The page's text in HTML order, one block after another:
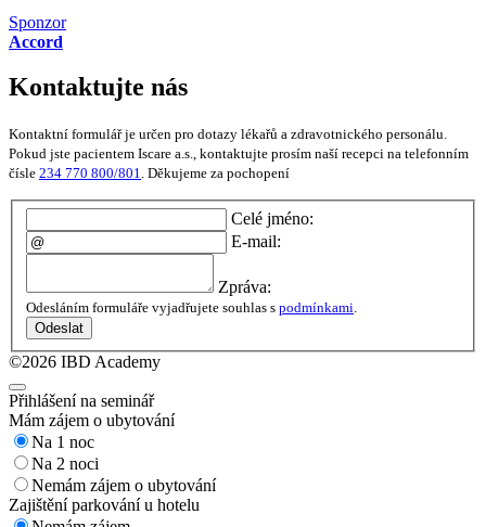
Sponzor
Accord
Kontaktujte nás
Kontaktní formulář je určen pro dotazy lékařů a zdravotnického personálu.
Pokud jste pacientem Iscare a.s., kontaktujte prosím naší recepci na telefonním
čísle 234 770 800/801. Děkujeme za pochopení
Celé jméno:
E-mail:
Zpráva:
Odesláním formuláře vyjadřujete souhlas s podmínkami
Odeslat
©2026 IBD Academy
Přihlášení na seminář
Mám zájem o ubytování
Na 1 noc
Na 2 noci
Nemám zájem o ubytování
Zajištění parkování u hotelu